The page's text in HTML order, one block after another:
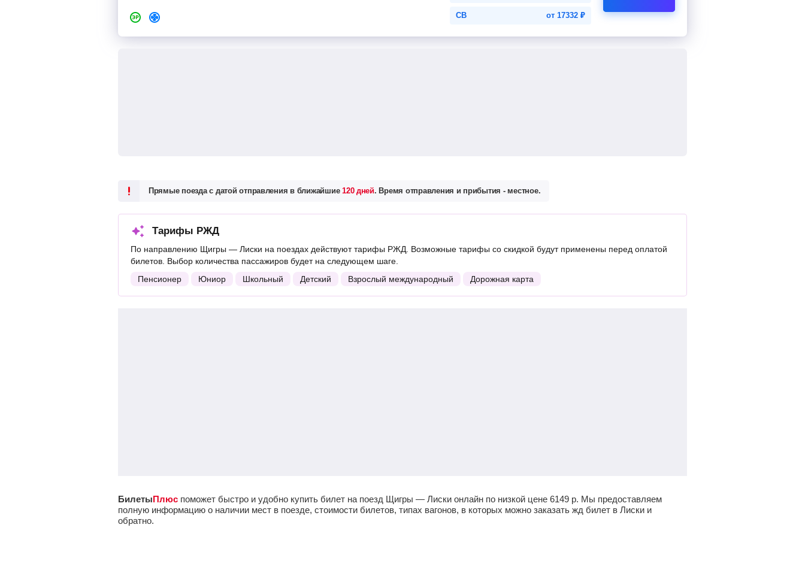
СВ от 17332 ₽
Прямые поезда с датой отправления в ближайшие120 дней. Время отправления и прибытия - местное.
Тарифы РЖД
По направлению Щигры — Лиски на поездах действуют тарифы РЖД. Возможные тарифы со скидкой будут применены перед оплатой
билетов. Выбор количества пассажиров будет на следующем шаге.
Пенсионер
Юниор Школьный Детский Взрослый международный Дорожная карта
БилетыПлюс поможет быстро и удобно купить билет на поезд Щигры — Лиски онлайн по низкой цене 6149 р. Мы предоставляем
полную информацию о наличии мест в поезде, стоимости билетов, типах вагонов, в которых можно заказать жд билет в Лиски и
обратно.